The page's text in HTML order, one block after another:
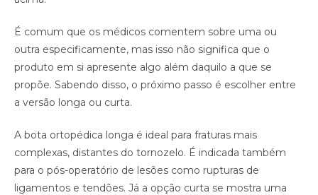
É comum que os médicos comentem sobre uma ou
outra especificamente, mas isso não significa que o
produto em si apresente algo além daquilo a que se
propõe. Sabendo disso, o próximo passo é escolher entre
a versão longa ou curta.
A bota ortopédica longa é ideal para fraturas mais
complexas, distantes do tornozelo. É indicada também
para o pós-operatório de lesões como rupturas de
ligamentos e tendões. Já a opção curta se mostra uma